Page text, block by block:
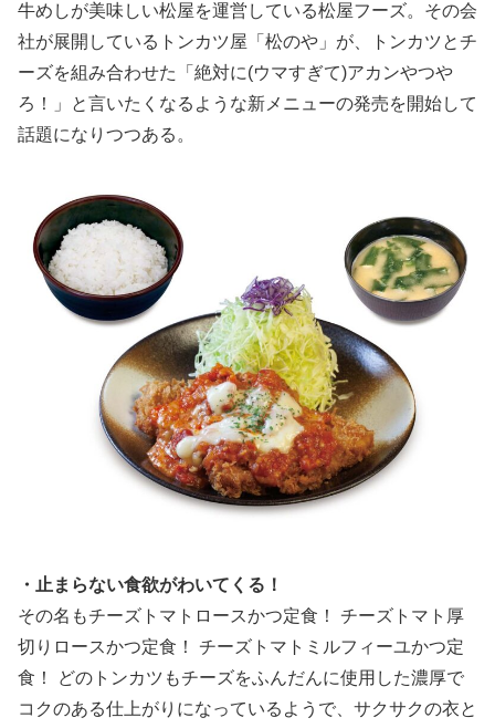
牛めしが美味しい松屋を運営している松屋フーズ。その会
社が展開しているトンカツ屋「松のや」が、トンカツとチ
ーズを組み合わせた「絶対に(ウマすぎて)アカンやつや
ろ！」と言いたくなるような新メニューの発売を開始して
話題になりつつある。
・止まらない食欲がわいてくる！
その名もチーズトマトロースかつ定食！ チーズトマト厚
切りロースかつ定食！ チーズトマトミルフィーユかつ定
食！ どのトンカツもチーズをふんだんに使用した濃厚で
コクのある仕上がりになっているようで、サクサクの衣と